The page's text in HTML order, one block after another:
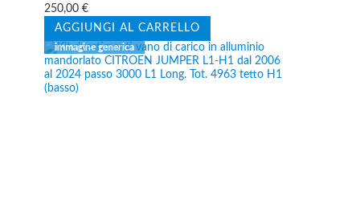
250,00€
AGGIUNGI AL CARRELLO